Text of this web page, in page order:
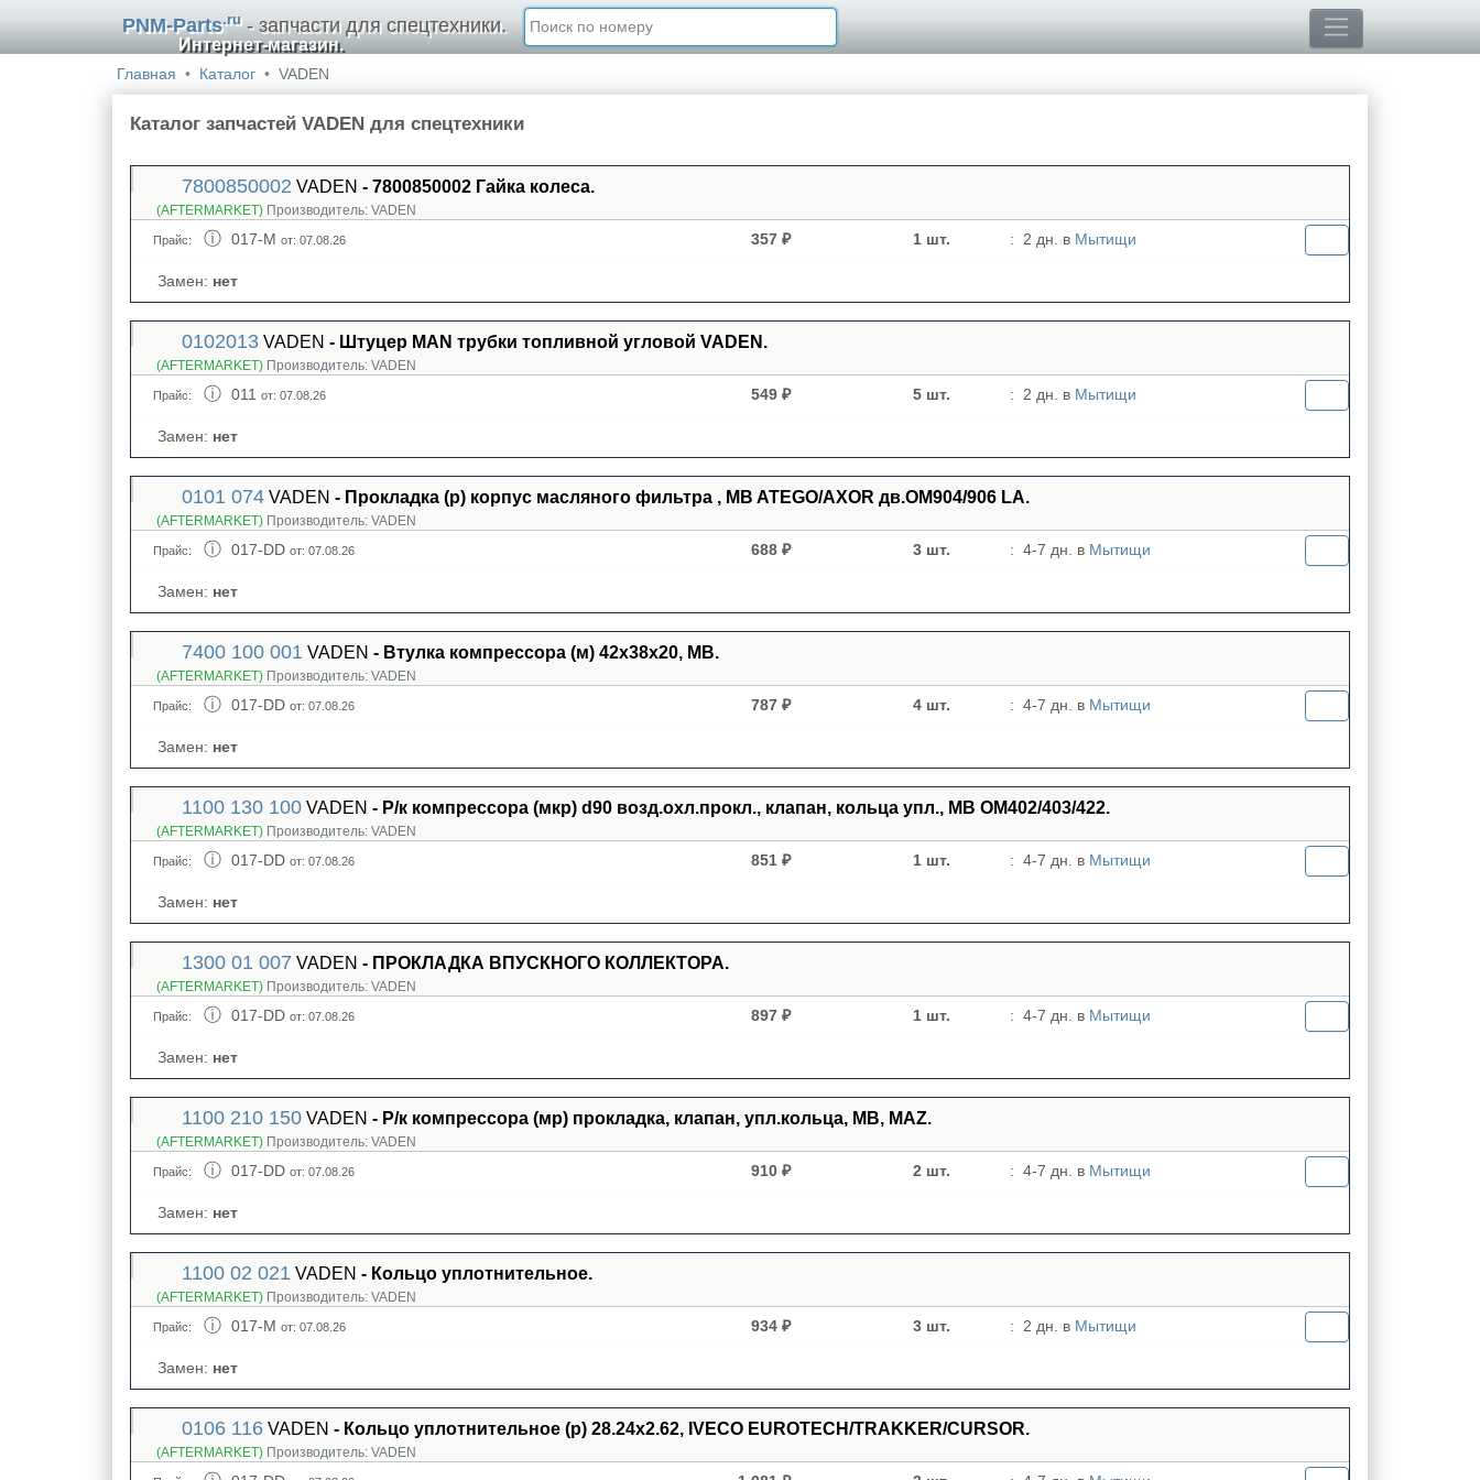
PNM-Parts.ru- запчасти для спецтехники.
Интернет-магазин.
Главная Каталог VADEN
Каталог запчастей VADEN для спецтехники
7800850002 VADEN - 7800850002 Гайка колеса.
(AFTERMARKET)Производитель: VADEN
Прайс: 017-M от: 07.08.26 357 ₽ 1 шт. : 2 дн. в Мытищи
Замен: нет
0102013 VADEN - Штуцер MAN трубки топливной угловой VADEN.
(AFTERMARKET)Производитель: VADEN
Прайс: 011 от: 07.08.26 549 ₽ 5 шт. : 2 дн. в Мытищи
Замен: нет
0101 074 VADEN - Прокладка (р) корпус масляного фильтра , MB ATEGO/AXOR дв.OM904/906 LA.
(AFTERMARKET)Производитель: VADEN
Прайс: 017-DD от: 07.08.26 688 ₽ 3 шт. : 4-7 дн. в Мытищи
Замен: нет
7400 100 001 VADEN - Втулка компрессора (м) 42х38х20, MB.
(AFTERMARKET)Производитель: VADEN
Прайс: 017-DD от: 07.08.26 787 ₽ 4 шт. : 4-7 дн. в Мытищи
Замен: нет
1100 130 100 VADEN - Р/к компрессора (мкр) d90 возд.охл.прокл., клапан, кольца упл., MB ОМ402/403/422.
(AFTERMARKET)Производитель: VADEN
Прайс: 017-DD от: 07.08.26 851 ₽ 1 шт. : 4-7 дн. в Мытищи
Замен: нет
1300 01 007 VADEN - ПРОКЛАДКА ВПУСКНОГО КОЛЛЕКТОРА.
(AFTERMARKET)Производитель: VADEN
Прайс: 017-DD от: 07.08.26 897 ₽ 1 шт. : 4-7 дн. в Мытищи
Замен: нет
1100 210 150 VADEN - Р/к компрессора (мр) прокладка, клапан, упл.кольца, MB, MAZ.
(AFTERMARKET)Производитель: VADEN
Прайс: 017-DD от: 07.08.26 910 ₽ 2 шт. : 4-7 дн. в Мытищи
Замен: нет
1100 02 021 VADEN - Кольцо уплотнительное.
(AFTERMARKET)Производитель: VADEN
Прайс: 017-M от: 07.08.26 934 ₽ 3 шт. : 2 дн. в Мытищи
Замен: нет
0106 116 VADEN - Кольцо уплотнительное (р) 28.24x2.62, IVECO EUROTECH/TRAKKER/CURSOR.
(AFTERMARKET)Производитель: VADEN